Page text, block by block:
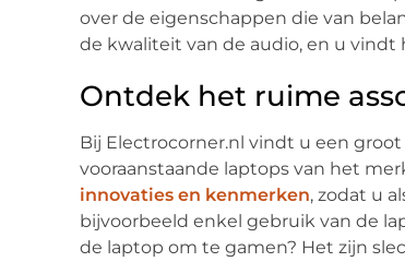
over de eigenschappen die van
de kwaliteit van de audio, en u vindt
Ontdek het ruime
Bij Electrocorner.nl vindt u een
vooraanstaande laptops van het
innovaties en kenmerken, zodat u
bijvoorbeeld enkel gebruik van de
de laptop om te gamen? Het zijn